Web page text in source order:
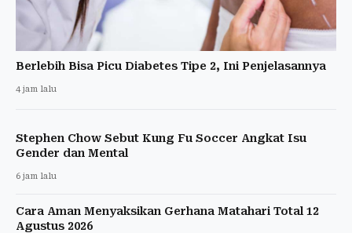
Berlebih Bisa Picu Diabetes Tipe 2, Ini Penjelasannya
4 jam lalu
Stephen Chow Sebut Kung Fu Soccer Angkat Isu
Gender dan Mental
6 jam lalu
Cara Aman Menyaksikan Gerhana Matahari Total 12
Agustus 2026